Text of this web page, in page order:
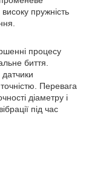
пружність
процесу
биття.
Перевага
діаметру і
під час